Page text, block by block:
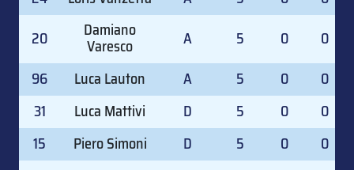
20
Damiano
Varesco A 5 0
0
96
Luca Lauton A 5 0
0
31
Luca Mattivi D 5 0
0
15
Piero Simoni D 5 0
0